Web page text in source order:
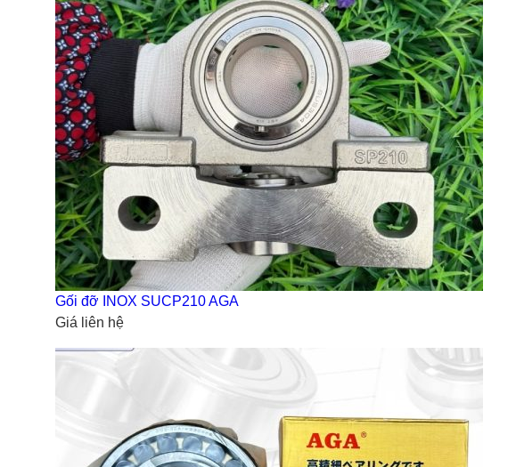
Gối đỡ INOX SUCP210 AGA
Giá liên hệ